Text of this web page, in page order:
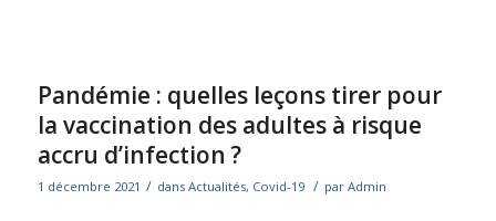
Pandémie : quelles leçons tirer pour
la vaccination des adultes à risque
accru d’infection ?
1 décembre 2021 / dans Actualités, Covid-19 / par Admin